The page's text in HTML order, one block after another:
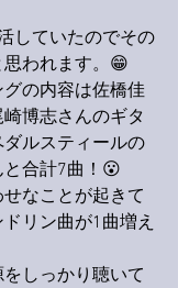
していたのでその
われます。😁
の内容は佐橋佳
博志さんのギタ
ルスティールの
と合計7曲！😮
なことが起きて
リン曲が1曲増え
しっかり聴いて